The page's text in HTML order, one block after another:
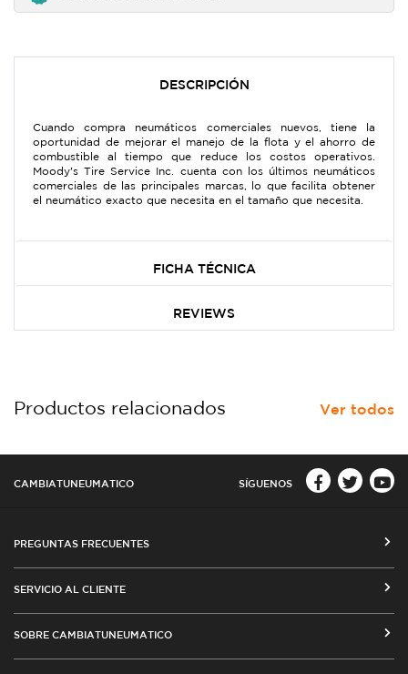
DESCRIPCIÓN
Cuando compra neumáticos comerciales nuevos, tiene la
oportunidad de mejorar el manejo de la flota y el ahorro de
combustible al tiempo que reduce los costos operativos.
Moody's Tire Service Inc. cuenta con los últimos neumáticos
comerciales de las principales marcas, lo que facilita obtener
el neumático exacto que necesita en el tamaño que necesita.
FICHA TÉCNICA
REVIEWS
Productos relacionados Ver todos
CAMBIATUNEUMATICO SÍGUENOS
PREGUNTAS FRECUENTES
MEDIOS DE PAGO
SERVICIO AL CLIENTE
CAMBIO DE DIRECCIÓN
SOBRE CAMBIATUNEUMATICO